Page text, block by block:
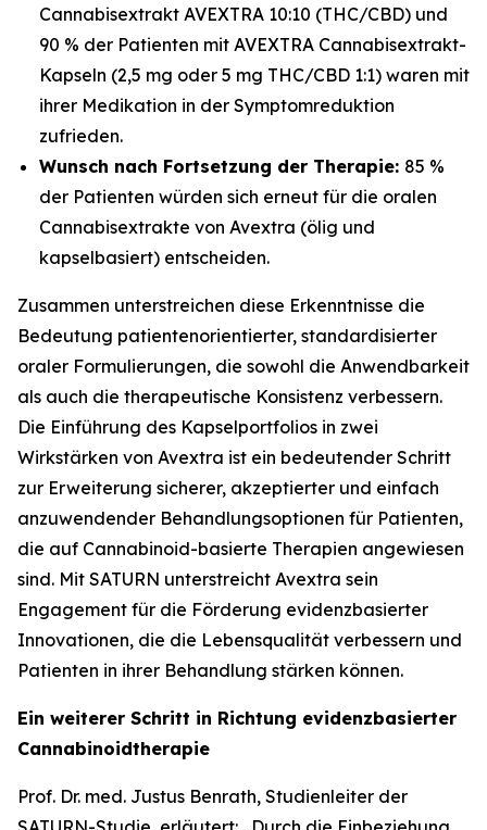
Cannabisextrakt AVEXTRA 10:10 (THC/CBD) und
90 % der Patienten mit AVEXTRA Cannabisextrakt-
Kapseln (2,5 mg oder 5 mg THC/CBD 1:1) waren mit
ihrer Medikation in der Symptomreduktion
zufrieden.
Wunsch nach Fortsetzung der Therapie: 85 %
der Patienten würden sich erneut für die oralen
Cannabisextrakte von Avextra (ölig und
kapselbasiert) entscheiden.
Zusammen unterstreichen diese Erkenntnisse die
Bedeutung patientenorientierter, standardisierter
oraler Formulierungen, die sowohl die Anwendbarkeit
als auch die therapeutische Konsistenz verbessern.
Die Einführung des Kapselportfolios in zwei
Wirkstärken von Avextra ist ein bedeutender Schritt
zur Erweiterung sicherer, akzeptierter und einfach
anzuwendender Behandlungsoptionen für Patienten,
die auf Cannabinoid-basierte Therapien angewiesen
sind. Mit SATURN unterstreicht Avextra sein
Engagement für die Förderung evidenzbasierter
Innovationen, die die Lebensqualität verbessern und
Patienten in ihrer Behandlung stärken können.
Ein weiterer Schritt in Richtung evidenzbasierter
Cannabinoidtherapie
Prof. Dr. med. Justus Benrath, Studienleiter der